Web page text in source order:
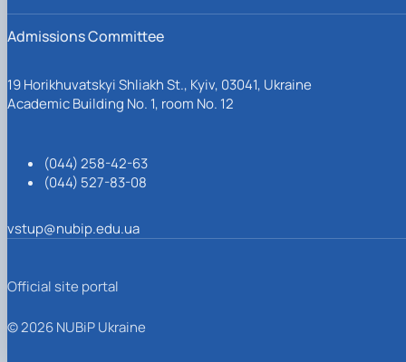
Admissions Committee
19 Horikhuvatskyi Shliakh St., Kyiv, 03041, Ukraine
Academic Building No. 1, room No. 12
(044) 258-42-63
(044) 527-83-08
vstup@nubip.edu.ua
Official site portal
© 2026 NUBiP Ukraine